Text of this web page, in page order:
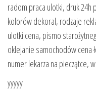
radom praca ulotki, druk 24h
kolorów dekoral, rodzaje
ulotki cena, pismo
oklejanie samochodów cena
numer lekarza na pieczątce,
yyyyy